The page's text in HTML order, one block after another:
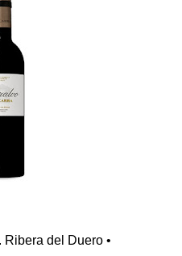
Ribera del Duero •